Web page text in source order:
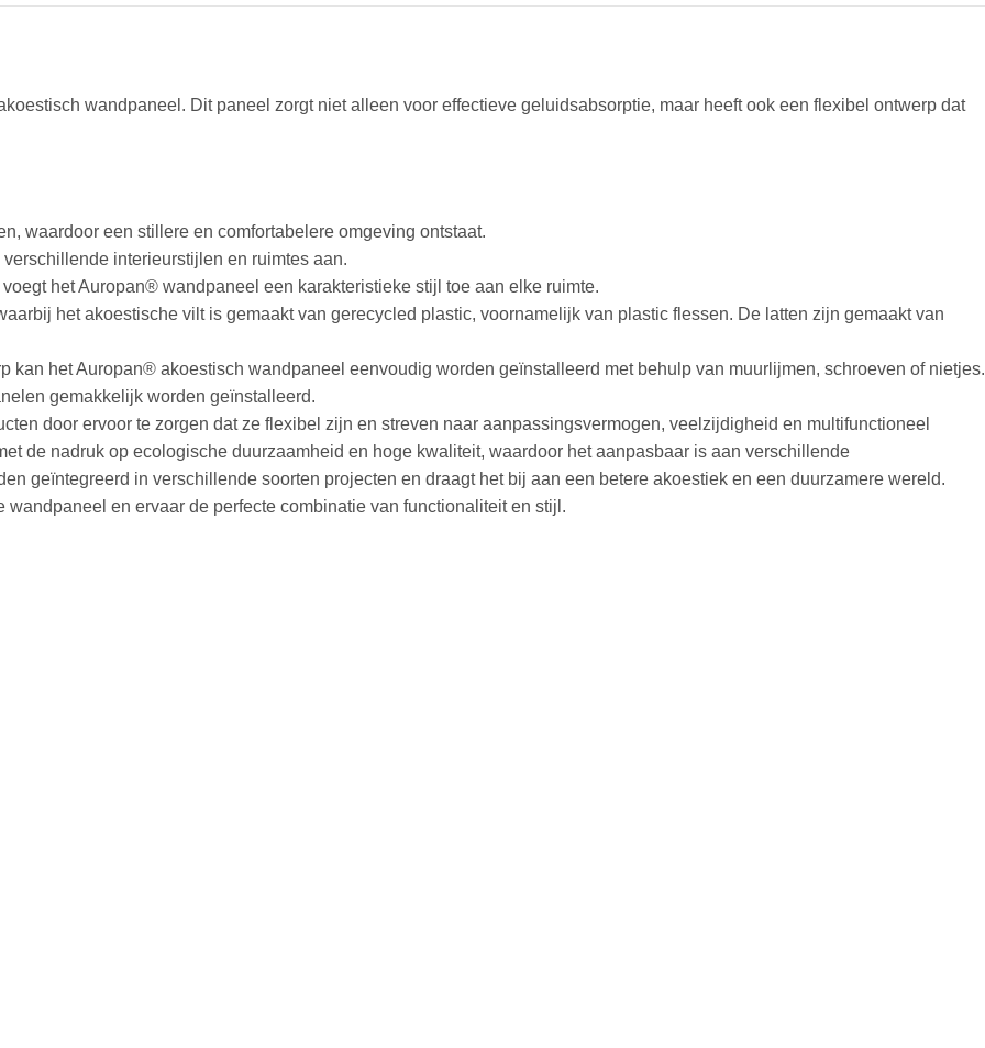
wandpaneel. Dit paneel zorgt niet alleen voor effectieve geluidsabsorptie, maar heeft ook een flexibel ontwerp dat
waardoor een stillere en comfortabelere omgeving ontstaat.
interieurstijlen en ruimtes aan.
het Auropan® wandpaneel een karakteristieke stijl toe aan elke ruimte.
het akoestische vilt is gemaakt van gerecycled plastic, voornamelijk van plastic flessen. De latten zijn gemaakt van
kan het Auropan® akoestisch wandpaneel eenvoudig worden geïnstalleerd met behulp van muurlijmen, schroeven of nietjes.
gemakkelijk worden geïnstalleerd.
door ervoor te zorgen dat ze flexibel zijn en streven naar aanpassingsvermogen, veelzijdigheid en multifunctioneel
de nadruk op ecologische duurzaamheid en hoge kwaliteit, waardoor het aanpasbaar is aan verschillende
geïntegreerd in verschillende soorten projecten en draagt het bij aan een betere akoestiek en een duurzamere wereld.
en ervaar de perfecte combinatie van functionaliteit en stijl.